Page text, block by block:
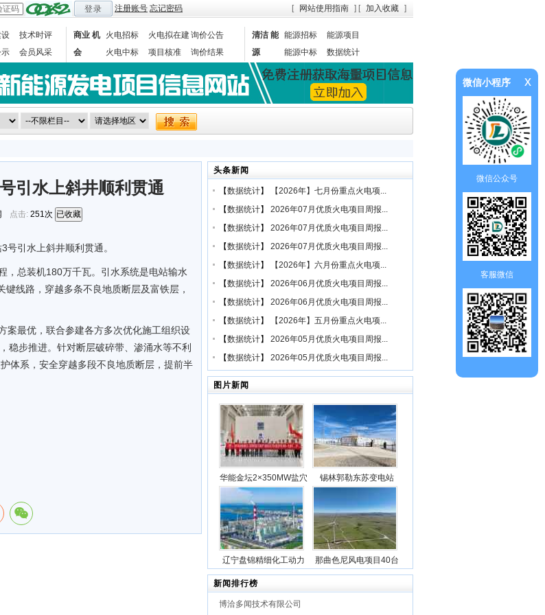
登录 注册账号 忘记密码 [ 网站使用指南 ] [ 加入收藏 ]
技术时评
会员风采
商业 机
会
火电招标 火电拟在建询价公告
火电中标
项目核准
询价结果
清洁 能
源
能源招标
能源项目
能源中标
数据统计
引水上斜井顺利贯通
点击: 251次 已收藏
引水上斜井顺利贯通。
，总装机180万千瓦。引水系统是电站输水
线路，穿越多条不良地质断层及富铁层，
案最优，联合参建各方多次优化施工组织设
稳步推进。针对断层破碎带、渗涌水等不利
体系，安全穿越多段不良地质断层，提前半
头条新闻
【数据统计】
【2026年】七月份重点火电项...
【数据统计】 2026年07月优质火电项目周报...
【数据统计】 2026年07月优质火电项目周报...
【数据统计】 2026年07月优质火电项目周报...
【数据统计】
【2026年】六月份重点火电项...
【数据统计】 2026年06月优质火电项目周报...
【数据统计】 2026年06月优质火电项目周报...
【数据统计】
【2026年】五月份重点火电项...
【数据统计】 2026年05月优质火电项目周报...
【数据统计】 2026年05月优质火电项目周报...
图片新闻
华能金坛2×350MW盐穴
压缩空气储能发电项目2
号机组透平机冲转一次
成功
锡林郭勒东苏变电站
动100万千瓦/400万千瓦
时电源侧储能电站成功
并网
辽宁盘锦精细化工动力
站项目5台锅炉全部点火
成功
那曲色尼风电项目40台
新闻排行榜
博洽多闻技术有限公司
微信小程序 x
微信公众号
客服微信